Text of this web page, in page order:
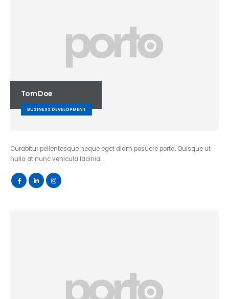
Tom Doe
BUSINESS DEVELOPMENT
Curabitur pellentesque neque eget diam posuere porta. Quisque ut
nulla at nunc vehicula lacinia….